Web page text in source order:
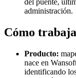
del puente,
administración.
Cómo
Producto:
nace en
identificando